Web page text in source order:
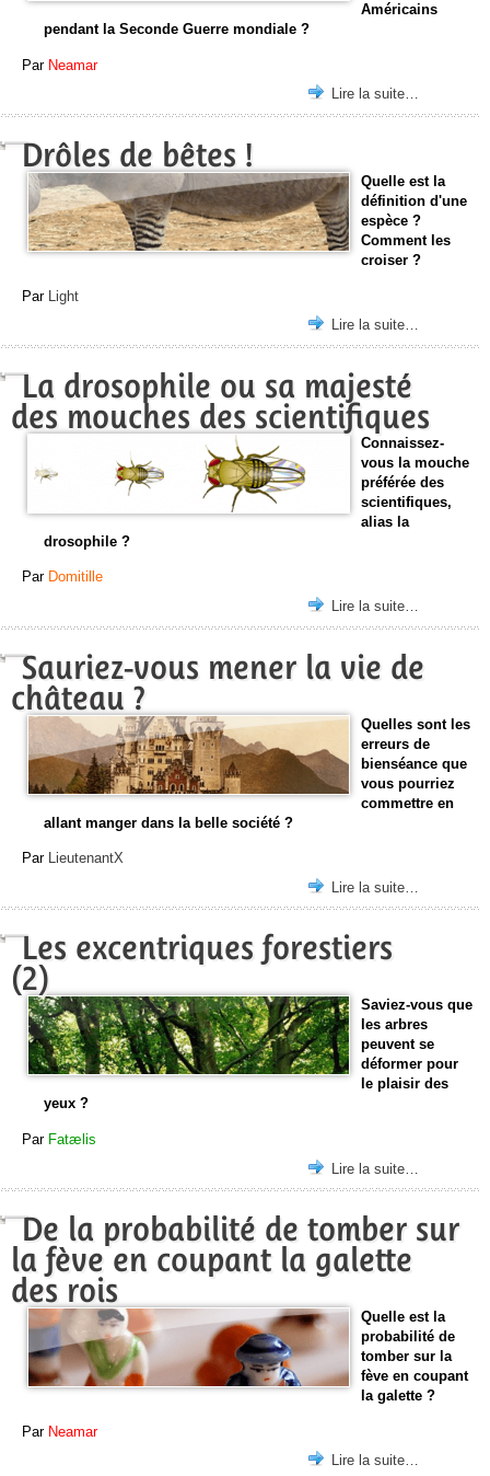
Américains
pendant la Seconde Guerre mondiale ?
Par Neamar
Lire la suite…
Drôles de bêtes !
Quelle est la
définition d'une
espèce ?
Comment les
croiser ?
Par Light
Lire la suite…
La drosophile ou sa majesté
des mouches des scientifiques
Connaissez-
vous la mouche
préférée des
scientifiques,
alias la
drosophile ?
Par Domitille
Lire la suite…
Sauriez-vous mener la vie de
château ?
Quelles sont les
erreurs de
bienséance que
vous pourriez
commettre en
allant manger dans la belle société ?
Par LieutenantX
Lire la suite…
Les excentriques forestiers
(2)
Saviez-vous que
les arbres
peuvent se
déformer pour
le plaisir des
yeux ?
Par Fatælis
Lire la suite…
De la probabilité de tomber sur
la fève en coupant la galette
des rois
Quelle est la
probabilité de
tomber sur la
fève en coupant
la galette ?
Par Neamar
Lire la suite…